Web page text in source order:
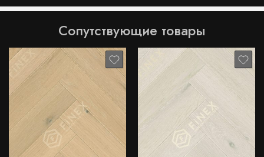
Сопутствующие товары